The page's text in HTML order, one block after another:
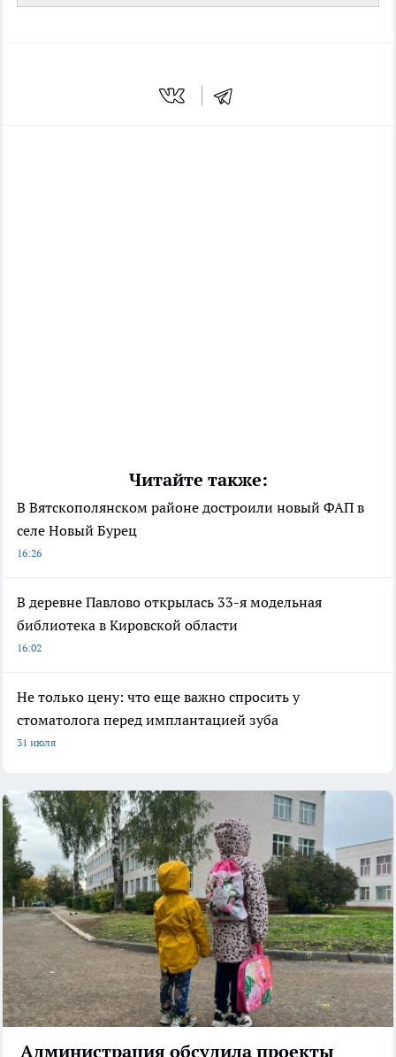
Читайте также:
В Вятскополянском районе достроили новый ФАП в
селе Новый Бурец
16:26
В деревне Павлово открылась 33-я модельная
библиотека в Кировской области
16:02
Не только цену: что еще важно спросить у
стоматолога перед имплантацией зуба
31 июля
Администрация обсудила проекты